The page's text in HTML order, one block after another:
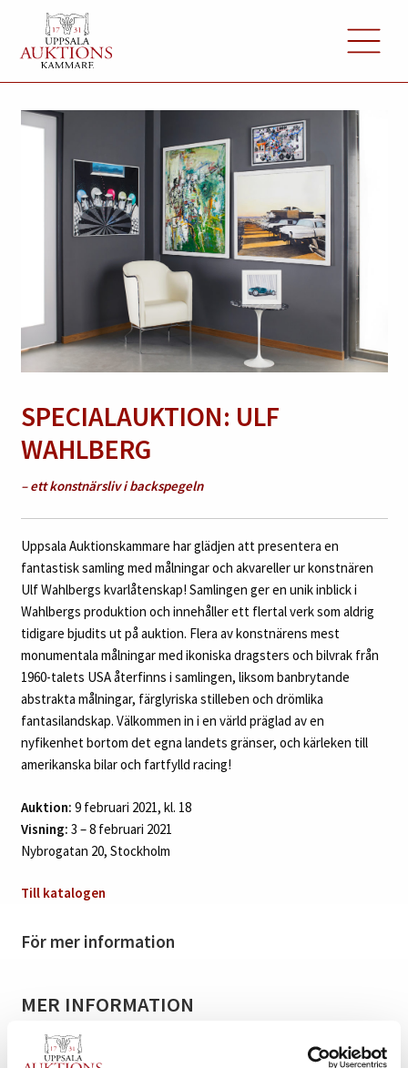
SPECIALAUKTION: ULF
WAHLBERG
– ett konstnärsliv i backspegeln
Uppsala Auktionskammare har glädjen att presentera en
fantastisk samling med målningar och akvareller ur konstnären
Ulf Wahlbergs kvarlåtenskap! Samlingen ger en unik inblick i
Wahlbergs produktion och innehåller ett flertal verk som aldrig
tidigare bjudits ut på auktion. Flera av konstnärens mest
monumentala målningar med ikoniska dragsters och bilvrak från
1960-talets USA återfinns i samlingen, liksom banbrytande
abstrakta målningar, färglyriska stilleben och drömlika
fantasilandskap. Välkommen in i en värld präglad av en
nyfikenhet bortom det egna landets gränser, och kärleken till
amerikanska bilar och fartfylld racing!
Auktion: 9 februari 2021, kl. 18
Visning: 3 – 8 februari 2021
Nybrogatan 20, Stockholm
Till katalogen
För mer information
MER INFORMATION